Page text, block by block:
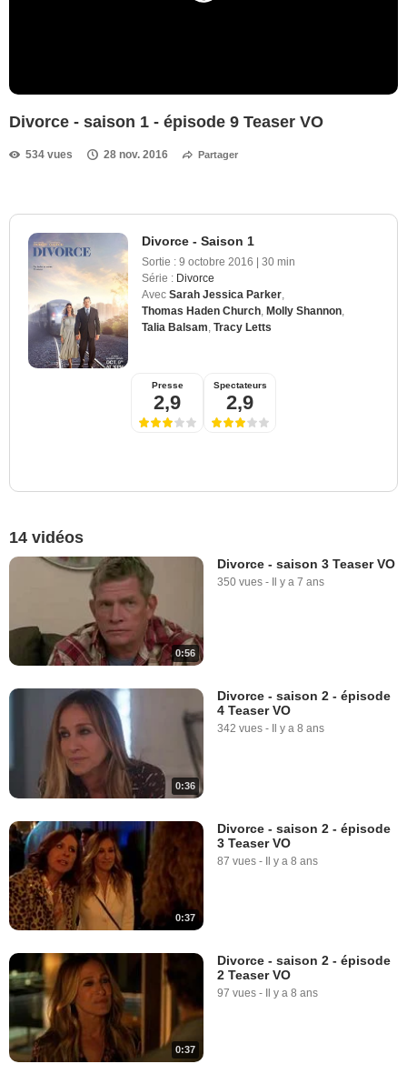
Divorce - saison 1 - épisode 9 Teaser VO
534 vues 28 nov. 2016 Partager
Divorce - Saison 1
Sortie : 9 octobre 2016 | 30 min
Série : Divorce
Avec Sarah Jessica Parker
Thomas Haden Church Molly Shannon
Talia Balsam Tracy Letts
Presse
2,9
Spectateurs
2,9
14 vidéos
0:56
Divorce - saison 3 Teaser VO
350 vues - Il y a 7 ans
0:36
Divorce - saison 2 - épisode
4 Teaser VO
342 vues - Il y a 8 ans
0:37
Divorce - saison 2 - épisode
3 Teaser VO
87 vues - Il y a 8 ans
0:37
Divorce - saison 2 - épisode
2 Teaser VO
97 vues - Il y a 8 ans